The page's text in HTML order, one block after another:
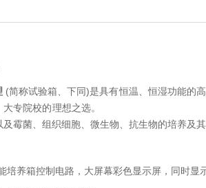
(简称试验箱、下同)是具有恒温、恒湿功能的
研部门、大专院校的理想之
霉菌、组织细胞、微生物、抗生物的培养及
养箱控制电路，大屏幕彩色显示屏，同时显